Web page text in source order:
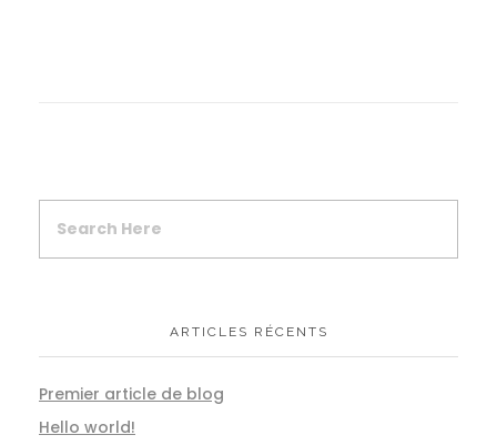
ARTICLES RÉCENTS
Premier article de blog
Hello world!